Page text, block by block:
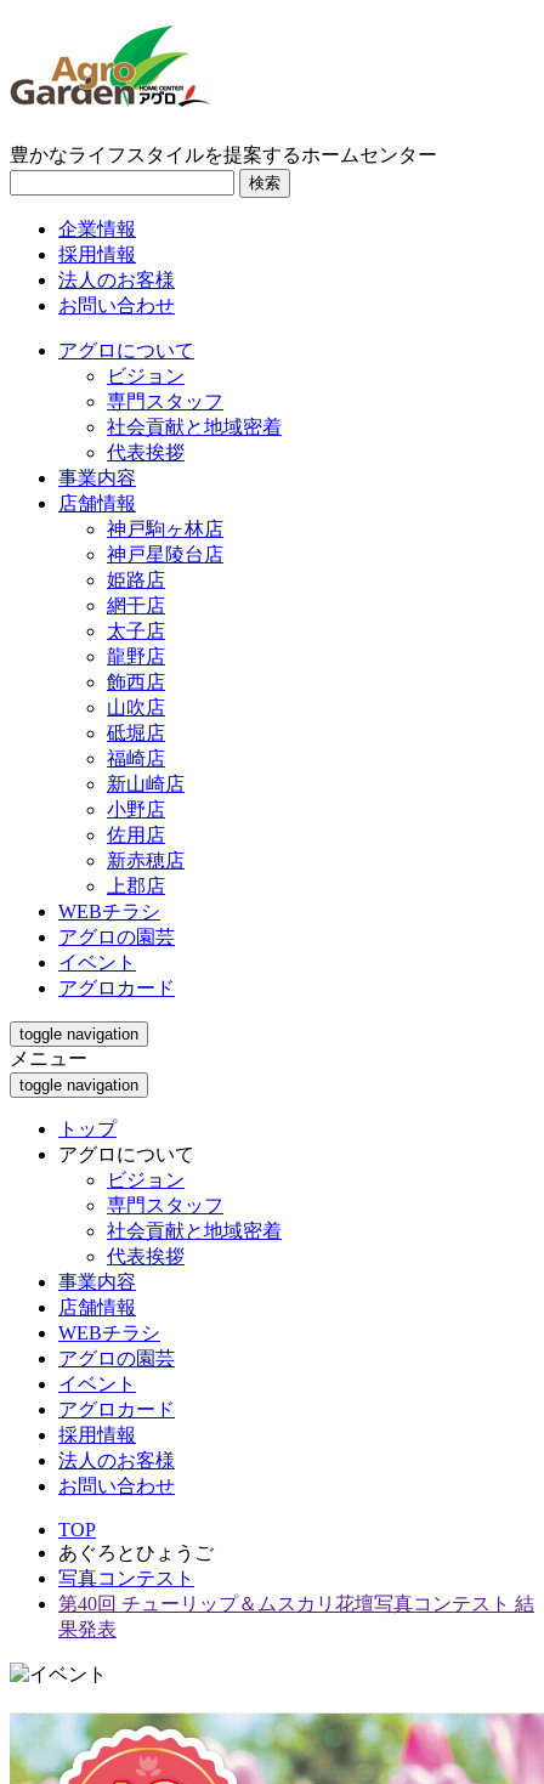
豊かなライフスタイルを提案するホームセンター
検索
企業情報
採用情報
法人のお客様
お問い合わせ
アグロについて
ビジョン
専門スタッフ
社会貢献と地域密着
代表挨拶
事業内容
店舗情報
神戸駒ヶ林店
神戸星陵台店
姫路店
網干店
太子店
龍野店
飾西店
山吹店
砥堀店
福崎店
新山崎店
小野店
佐用店
新赤穂店
上郡店
WEBチラシ
アグロの園芸
イベント
アグロカード
toggle navigation
メニュー
toggle navigation
トップ
アグロについて
ビジョン
専門スタッフ
社会貢献と地域密着
代表挨拶
事業内容
店舗情報
WEBチラシ
アグロの園芸
イベント
アグロカード
採用情報
法人のお客様
お問い合わせ
TOP
あぐろとひょうご
写真コンテスト
第40回 チューリップ＆ムスカリ花壇写真コンテスト 結
果発表